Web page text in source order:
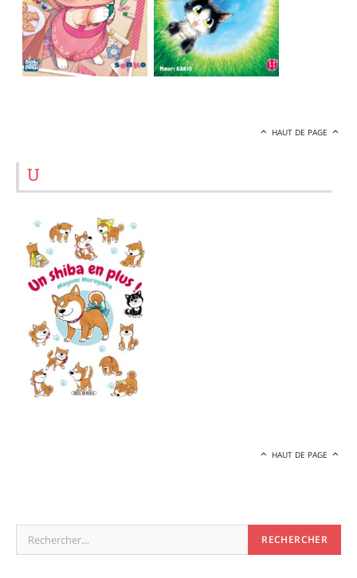
HAUT DE PAGE
U
HAUT DE PAGE